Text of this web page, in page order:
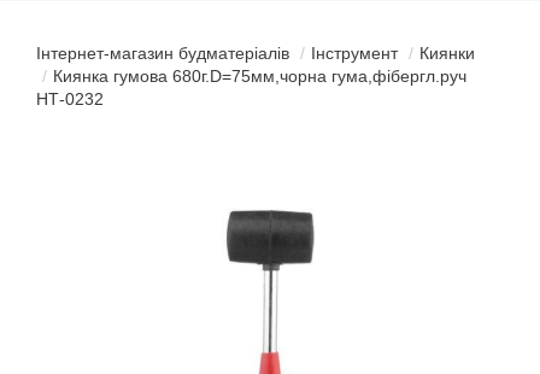
Інтернет-магазин будматеріалів Інструмент
Киянки
Киянка гумова 680г.D=75мм,чорна гума,фібергл.руч
НТ-0232